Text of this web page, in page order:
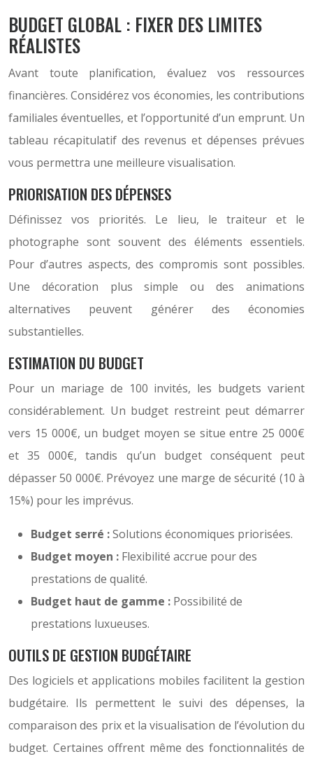
BUDGET GLOBAL : FIXER DES LIMITES
RÉALISTES
Avant toute planification, évaluez vos ressources
financières. Considérez vos économies, les contributions
familiales éventuelles, et l’opportunité d’un emprunt. Un
tableau récapitulatif des revenus et dépenses prévues
vous permettra une meilleure visualisation.
PRIORISATION DES DÉPENSES
Définissez vos priorités. Le lieu, le traiteur et le
photographe sont souvent des éléments essentiels.
Pour d’autres aspects, des compromis sont possibles.
Une décoration plus simple ou des animations
alternatives peuvent générer des économies
substantielles.
ESTIMATION DU BUDGET
Pour un mariage de 100 invités, les budgets varient
considérablement. Un budget restreint peut démarrer
vers 15 000€, un budget moyen se situe entre 25 000€
et 35 000€, tandis qu’un budget conséquent peut
dépasser 50 000€. Prévoyez une marge de sécurité (10 à
15%) pour les imprévus.
Budget serré :Solutions économiques priorisées.
Budget moyen : Flexibilité accrue pour des
prestations de qualité.
Budget haut de gamme : Possibilité de
prestations luxueuses.
OUTILS DE GESTION BUDGÉTAIRE
Des logiciels et applications mobiles facilitent la gestion
budgétaire. Ils permettent le suivi des dépenses, la
comparaison des prix et la visualisation de l’évolution du
budget. Certaines offrent même des fonctionnalités de